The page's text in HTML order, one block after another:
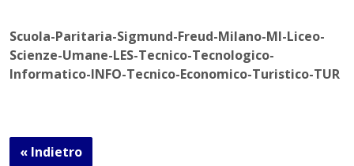
Scuola-Paritaria-Sigmund-Freud-Milano-MI-Liceo-
Scienze-Umane-LES-Tecnico-Tecnologico-
Informatico-INFO-Tecnico-Economico-Turistico-TUR
« Indietro